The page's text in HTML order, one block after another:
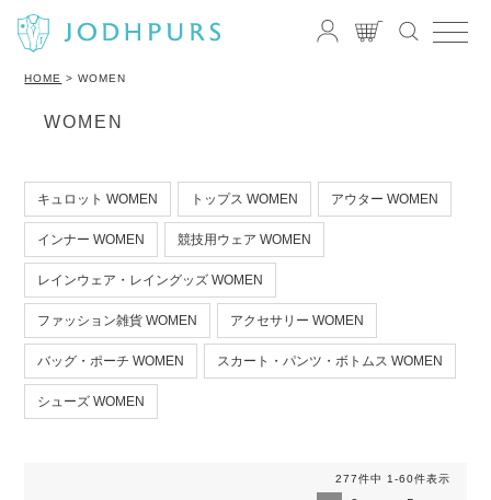
HOME WOMEN
WOMEN
キュロット WOMEN トップス WOMEN アウター WOMEN
インナー WOMEN 競技用ウェア WOMEN
レインウェア・レイングッズ WOMEN
ファッション雑貨 WOMEN アクセサリー WOMEN
バッグ・ポーチ WOMEN スカート・パンツ・ボトムス WOMEN
シューズ WOMEN
277件中 1 -60件表示